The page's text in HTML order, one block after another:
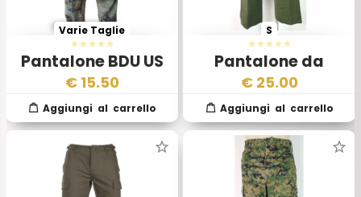
Pantalone BDU US
Army Esercito
Americano II Scelta
Varie Taglie
€ 15.50
Pantalone da
Campo Trouser
Field Wool M 1951
Esercito Americano
S
€ 25.00